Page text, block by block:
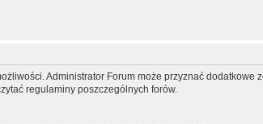
Administrator Forum może przyznać dodatkowe
regulaminy poszczególnych forów.